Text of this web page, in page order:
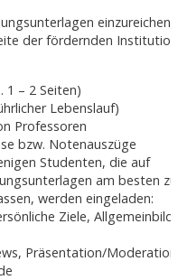
einzureichen
der fördernden
1 – 2 Seiten)
Lebenslauf)
Professoren
bzw. Notenauszüge
Studenten, die auf
am besten
werden eingeladen:
Ziele,
Präsentation/